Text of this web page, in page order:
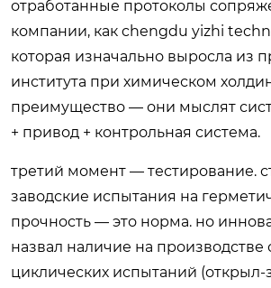
отработанные протоколы
компании, как chengdu yizhi
которая изначально выросла из
института при химическом
преимущество — они мыслят
+ привод + контрольная система.
третий момент — тестирование.
заводские испытания на
прочность — это норма. но
назвал наличие на производстве
циклических испытаний (открыл-